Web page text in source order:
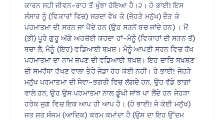
ਕਾਰਨ ਸਹੀ ਜੀਵਨ-ਰਾਹ ਤੋਂ ਖੁੰਝਾ ਹੋਇਆ ਹੈ।੨। ਹੇ ਭਾਈ! ਇਸ
ਸੰਸਾਰ ਨੂੰ (ਵਿਕਾਰਾਂ ਵਿਚ) ਸੜਦਾ ਵੇਖ ਕੇ (ਜੇਹੜੇ ਮਨੁੱਖ) ਦੌੜ ਕੇ
ਪਰਮਾਤਮਾ ਦੀ ਸਰਨ ਜਾ ਪੈਂਦੇ ਹਨ (ਉਹ ਸੜਨੋਂ ਬਚ ਜਾਂਦੇ ਹਨ) । ਮੈਂ
(ਭੀ) ਪੂਰੇ ਗੁਰੂ ਅੱਗੇ ਅਰਜ਼ੋਈ ਕਰਦਾ ਹਾਂ-ਮੈਨੂੰ (ਵਿਕਾਰਾਂ ਦੀ ਸੜਨ ਤੋਂ)
ਬਚਾ ਲੈ, ਮੈਨੂੰ (ਇਹ) ਵਡਿਆਈ ਬਖ਼ਸ਼। ਮੈਨੂੰ ਆਪਣੀ ਸਰਨ ਵਿਚ ਰੱਖ
ਪਰਮਾਤਮਾ ਦਾ ਨਾਮ ਜਪਣ ਦੀ ਵਡਿਆਈ ਬਖ਼ਸ਼। ਇਹ ਦਾਤਿ ਬਖ਼ਸ਼ਣ
ਦੀ ਸਮਰੱਥਾ ਰੱਖਣ ਵਾਲਾ ਤੇਰੇ ਜੇਡਾ ਹੋਰ ਕੋਈ ਨਹੀਂ। ਹੇ ਭਾਈ! ਜੇਹੜੇ
ਮਨੁੱਖ ਪਰਮਾਤਮਾ ਦੀ ਸੇਵਾ-ਭਗਤੀ ਵਿਚ ਲੱਗਦੇ ਹਨ, ਉਹ ਵੱਡੇ ਭਾਗਾਂ
ਵਾਲੇ ਹਨ, ਉਹ ਉਸ ਪਰਮਾਤਮਾ ਨਾਲ ਡੂੰਘੀ ਸਾਂਝ ਪਾ ਲੈਂਦੇ ਹਨ ਜੇਹੜਾ
ਹਰੇਕ ਜੁਗ ਵਿਚ ਇਕ ਆਪ ਹੀ ਆਪ ਹੈ। (ਹੇ ਭਾਈ! ਜੇ ਕੋਈ ਮਨੁੱਖ)
ਜਤ ਸਤ ਸੰਜਮ (ਆਦਿਕ) ਕਰਮ ਕਮਾਂਦਾ ਹੈ (ਉਸ ਦਾ ਇਹ ਉੱਦਮ